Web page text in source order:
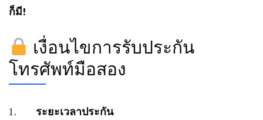
ก็มี!
เงื่อนไขการรับประกัน
โทรศัพท์มือสอง
ระยะเวลาประกัน